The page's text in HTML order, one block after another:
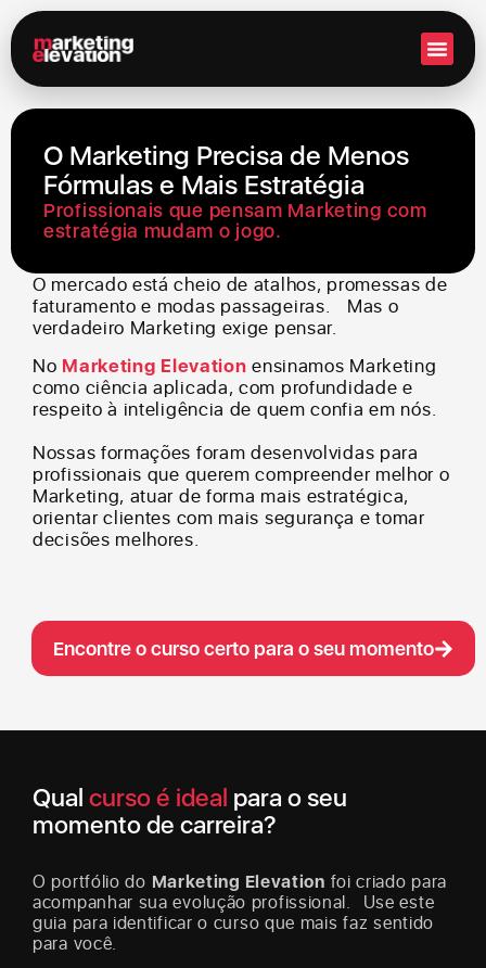
O Marketing Precisa de Menos
Fórmulas e Mais Estratégia
Profissionais que pensam Marketing com
estratégia mudam o jogo.
O mercado está cheio de atalhos, promessas de
faturamento e modas passageiras. Mas o
verdadeiro Marketing exige pensar.
No Marketing Elevation ensinamos Marketing
como ciência aplicada, com profundidade e
respeito à inteligência de quem confia em nós.
Nossas formações foram desenvolvidas para
profissionais que querem compreender melhor o
Marketing, atuar de forma mais estratégica,
orientar clientes com mais segurança e tomar
decisões melhores.
Encontre o curso certo para o seu momento
Qual curso é ideal para o seu
momento de carreira?
O portfólio do Marketing Elevation foi criado para
acompanhar sua evolução profissional. Use este
guia para identificar o curso que mais faz sentido
para você.